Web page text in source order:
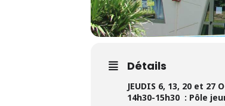
Détails
JEUDIS 6, 13, 20 et 27
14h30-15h30 : Pôle